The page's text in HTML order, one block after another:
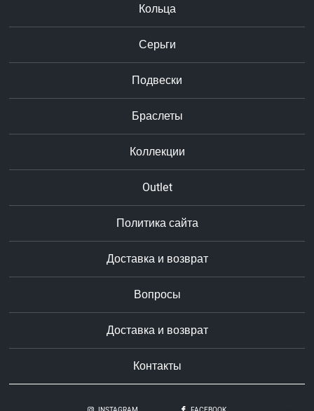
Кольца
Серьги
Подвески
Браслеты
Коллекции
Outlet
Политика сайта
Доставка и возврат
Вопросы
Доставка и возврат
Контакты